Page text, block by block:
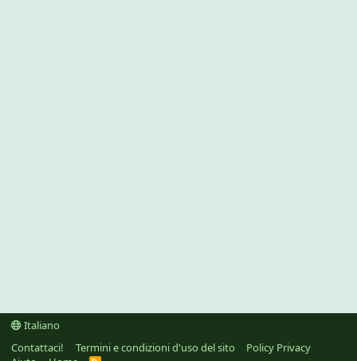
Italiano
Contattaci!
Termini e condizioni d'uso del sito
Policy Privacy